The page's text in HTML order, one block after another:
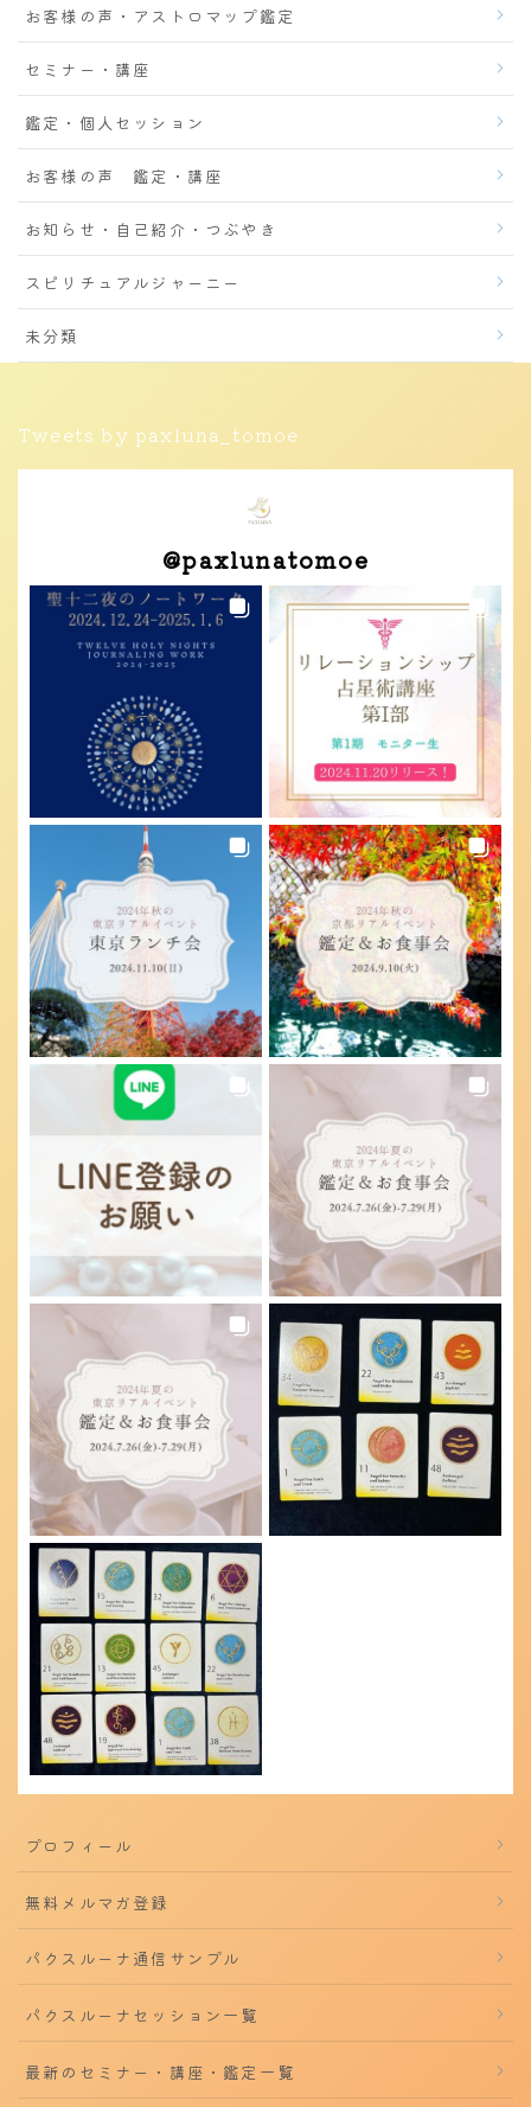
お客様の声・アストロマップ鑑定
セミナー・講座
鑑定・個人セッション
お客様の声 鑑定・講座
お知らせ・自己紹介・つぶやき
スピリチュアルジャーニー
未分類
Tweets by paxluna_tomoe
@paxlunatomoe
プロフィール
無料メルマガ登録
パクスルーナ通信サンプル
パクスルーナセッション一覧
最新のセミナー・講座・鑑定一覧